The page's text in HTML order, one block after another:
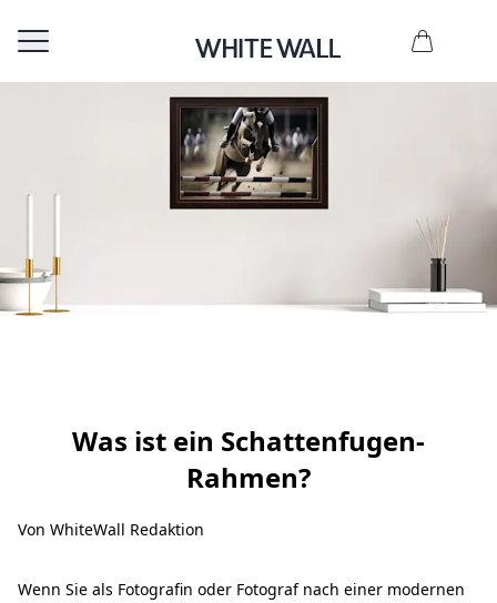
Was ist ein Schattenfugen-
Rahmen?
Von WhiteWall Redaktion
Wenn Sie als Fotografin oder Fotograf nach einer modernen